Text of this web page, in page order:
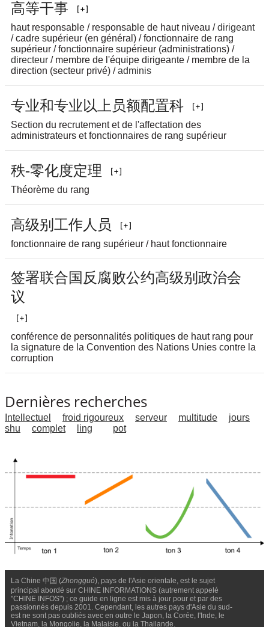
高等干事
haut responsable / responsable de haut niveau /dirigeant
/ cadre supérieur (en général) / fonctionnaire de rang
supérieur / fonctionnaire supérieur (administrations) /
directeur / membre de l'équipe dirigeante / membre de la
direction (secteur privé) /adminis
专业和专业以 上 员额配置科
Section du recrutement et de l'affectation des
administrateurs et fonctionnaires de rang supérieur
秩-零化度定理
Théorème du rang
高级别 工作人 员
fonctionnaire de rang supérieur / haut fonctionnaire
签署联合国 反 腐败公约高级别 政治会
议
conférence de personnalités politiques de haut rang pour
la signature de la Convention des Nations Unies contre la
corruption
Dernières recherches
Intellectuel froid rigoureux serveur multitude
jours
shu
complet ling pot
La Chine 中国 (Zhongguó), pays de l'Asie orientale, est le sujet
principal abordé sur CHINE INFORMATIONS (autrement appelé
"CHINE INFOS") ; ce guide en ligne est mis à jour pour et par des
passionnés depuis 2001. Cependant, les autres pays d'Asie du sud-
est ne sont pas oubliés avec en outre le Japon, la Corée, l'Inde, le
Vietnam, la Mongolie, la Malaisie, ou la Thailande.